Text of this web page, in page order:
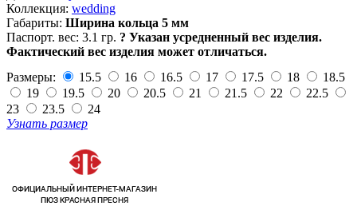
Коллекция: wedding
Габариты: Ширина кольца 5 мм
Паспорт. вес: 3.1 гр. ? Указан усредненный вес изделия.
Фактический вес изделия может отличаться.
Размеры:
15.5 16 16.5 17 17.5 18
18.5
19
19.5 20 20.5 21 21.5 22
22.5
23
23.5
24
Узнать размер